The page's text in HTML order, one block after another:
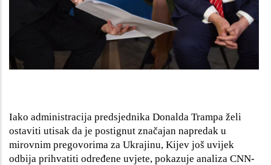
Iako administracija predsjednika Donalda Trampa želi
ostaviti utisak da je postignut značajan napredak u
mirovnim pregovorima za Ukrajinu, Kijev još uvijek
odbija prihvatiti određene uvjete, pokazuje analiza CNN-